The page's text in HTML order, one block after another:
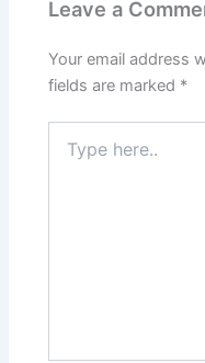
Leave a
Your email address
fields are marked *
here..